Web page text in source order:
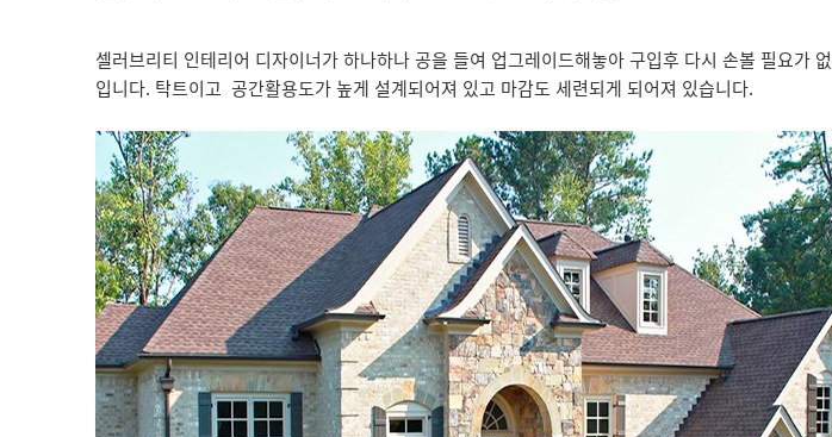
셀러브리티 인테리어 디자이너가 하나하나 공을 들여 업그레이드해놓아 구입후 다시 손볼 필요가
입니다. 탁트이고 공간활용도가 높게 설계되어져 있고 마감도 세련되게 되어져 있습니다.